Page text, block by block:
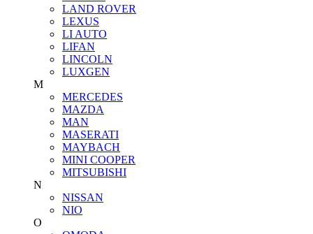
LAND ROVER
LEXUS
LI AUTO
LIFAN
LINCOLN
LUXGEN
M
MERCEDES
MAZDA
MAN
MASERATI
MAYBACH
MINI COOPER
MITSUBISHI
N
NISSAN
NIO
O